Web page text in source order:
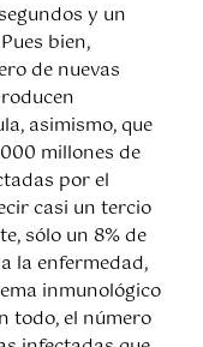
y un
bien,
de nuevas
asimismo, que
millones de
por el
casi un tercio
sólo un 8% de
la enfermedad,
inmunológico
todo, el número